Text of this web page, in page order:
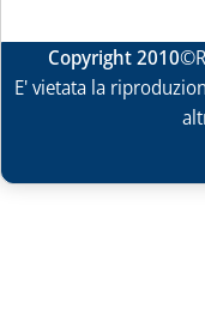
Copyright 2010
E' vietata la